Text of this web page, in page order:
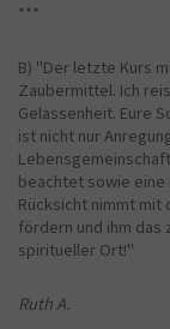
***
B) "Der letzte Kurs
Zaubermittel. Ich
Gelassenheit. Eure
ist nicht nur
beachtet sowie eine
Rücksicht nimmt mit
fördern und ihm das
spiritueller Ort!"
Ruth A.